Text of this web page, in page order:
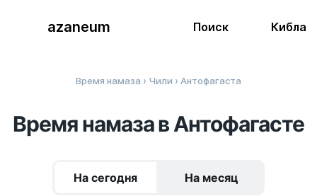
azaneum Поиск Кибла
Время намаза › Чили › Антофагаста
Время намаза в Антофагасте
На сегодня На месяц